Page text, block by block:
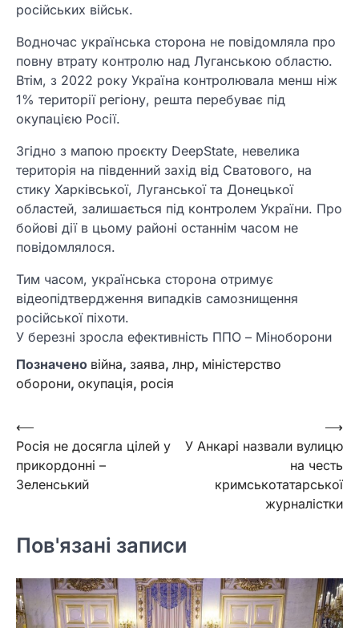
російських військ.
Водночас українська сторона не повідомляла про
повну втрату контролю над Луганською областю.
Втім, з 2022 року Україна контролювала менш ніж
1% території регіону, решта перебуває під
окупацією Росії.
Згідно з мапою проєкту DeepState, невелика
територія на південний захід від Сватового, на
стику Харківської, Луганської та Донецької
областей, залишається під контролем України. Про
бойові дії в цьому районі останнім часом не
повідомлялося.
Тим часом, українська сторона отримує
відеопідтвердження випадків самознищення
російської піхоти.
У березні зросла ефективність ППО – Міноборони
Позначено війна, заява, лнр, міністерство
оборони, окупація, росія
Навігація
записів
⟵
Росія не досягла цілей у
прикордонні –
Зеленський
У Анкарі назвали вулицю
на честь
кримськотатарської
журналістки
⟶
Пов'язані записи